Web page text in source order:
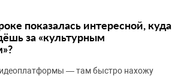
показалась интересной, куда
за «культурным
— там быстро нахожу